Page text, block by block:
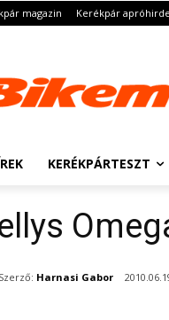
magazin Kerékpár
KERÉKPÁRTESZT
Szerző: Harnasi Gabor